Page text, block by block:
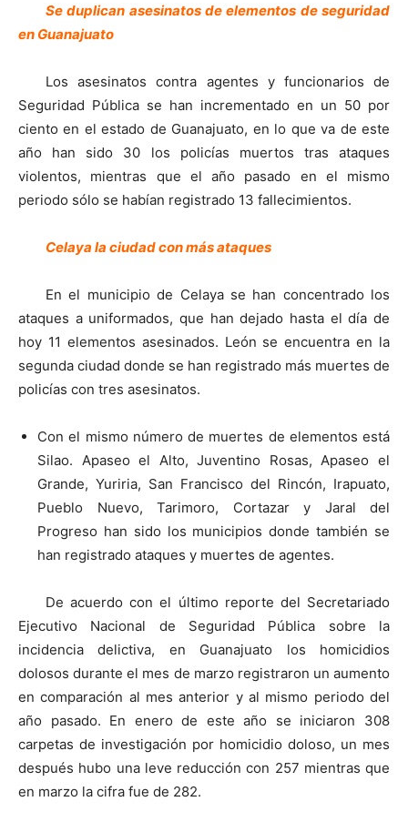
Se duplican asesinatos de elementos de seguridad
en Guanajuato
Los asesinatos contra agentes y funcionarios de
Seguridad Pública se han incrementado en un 50 por
ciento en el estado de Guanajuato, en lo que va de este
año han sido 30 los policías muertos tras ataques
violentos, mientras que el año pasado en el mismo
periodo sólo se habían registrado 13 fallecimientos.
Celaya la ciudad con más ataques
En el municipio de Celaya se han concentrado los
ataques a uniformados, que han dejado hasta el día de
hoy 11 elementos asesinados. León se encuentra en la
segunda ciudad donde se han registrado más muertes de
policías con tres asesinatos.
Con el mismo número de muertes de elementos está
Silao. Apaseo el Alto, Juventino Rosas, Apaseo el
Grande, Yuriria, San Francisco del Rincón, Irapuato,
Pueblo Nuevo, Tarimoro, Cortazar y Jaral del
Progreso han sido los municipios donde también se
han registrado ataques y muertes de agentes.
De acuerdo con el último reporte del Secretariado
Ejecutivo Nacional de Seguridad Pública sobre la
incidencia delictiva, en Guanajuato los homicidios
dolosos durante el mes de marzo registraron un aumento
en comparación al mes anterior y al mismo periodo del
año pasado. En enero de este año se iniciaron 308
carpetas de investigación por homicidio doloso, un mes
después hubo una leve reducción con 257 mientras que
en marzo la cifra fue de 282.